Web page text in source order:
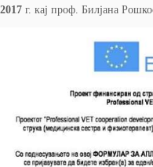
г. кај проф. Билјана